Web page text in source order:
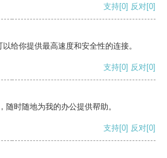
支持[0] 反对[0]
给你提供最高速度和安全性的连接。
支持[0] 反对[0]
随时随地为我的办公提供帮助。
支持[0] 反对[0]